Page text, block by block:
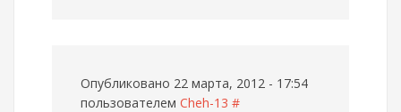
Опубликовано 22 марта, 2012 - 17:54
пользователем Cheh-13 #